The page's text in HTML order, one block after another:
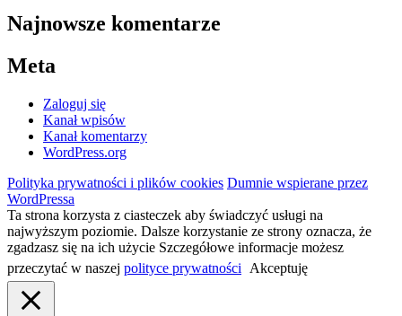
Najnowsze komentarze
Meta
Zaloguj się
Kanał wpisów
Kanał komentarzy
WordPress.org
Polityka prywatności i plików cookies Dumnie wspierane przez
WordPressa
Ta strona korzysta z ciasteczek aby świadczyć usługi na
najwyższym poziomie. Dalsze korzystanie ze strony oznacza, że
zgadzasz się na ich użycie Szczegółowe informacje możesz
przeczytać w naszej polityce prywatności Akceptuję